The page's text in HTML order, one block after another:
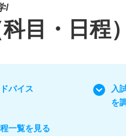
/
目・日程）
バイス
入
を
一覧を見る